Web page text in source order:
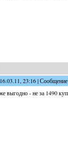
23:16 |
выгодно - не за 1490